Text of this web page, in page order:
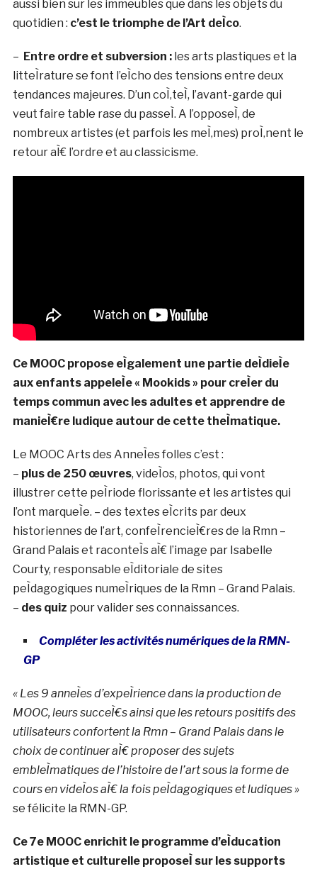
aussi bien sur les immeubles que dans les objets du
quotidien : c’est le triomphe de l’Art deÌco.
– Entre ordre et subversion :les arts plastiques et la
litteÌrature se font l’eÌcho des tensions entre deux
tendances majeures. D’un coÌ‚teÌ, l’avant-garde qui
veut faire table rase du passeÌ. A l’opposeÌ, de
nombreux artistes (et parfois les meÌ‚mes) proÌ‚nent le
retour aÌ€ l’ordre et au classicisme.
Ce MOOC propose eÌgalement une partie deÌdieÌe
aux enfants appeleÌe « Mookids » pour creÌer du
temps commun avec les adultes et apprendre de
manieÌ€re ludique autour de cette theÌmatique.
Le MOOC Arts des AnneÌes folles c’est :
– plus de 250 œuvres, videÌos, photos, qui vont
illustrer cette peÌriode florissante et les artistes qui
l’ont marqueÌe. – des textes eÌcrits par deux
historiennes de l’art, confeÌrencieÌ€res de la Rmn –
Grand Palais et raconteÌs aÌ€ l’image par Isabelle
Courty, responsable eÌditoriale de sites
peÌdagogiques numeÌriques de la Rmn – Grand Palais.
– des quiz pour valider ses connaissances.
Compléter les activités numériques de la RMN-
GP
« Les 9 anneÌes d’expeÌrience dans la production de
MOOC, leurs succeÌ€s ainsi que les retours positifs des
utilisateurs confortent la Rmn – Grand Palais dans le
choix de continuer aÌ€ proposer des sujets
embleÌmatiques de l’histoire de l’art sous la forme de
cours en videÌos aÌ€ la fois peÌdagogiques et ludiques »
se félicite la RMN-GP.
Ce 7e MOOC enrichit le programme d’eÌducation
artistique et culturelle proposeÌ sur les supports